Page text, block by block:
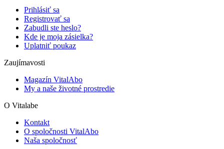
Prihlásiť sa
Registrovať sa
Zabudli ste heslo?
Kde je moja zásielka?
Uplatniť poukaz
Zaujímavosti
Magazín VitalAbo
My a naše životné prostredie
O Vitalabe
Kontakt
O spoločnosti VitalAbo
Naša spoločnosť